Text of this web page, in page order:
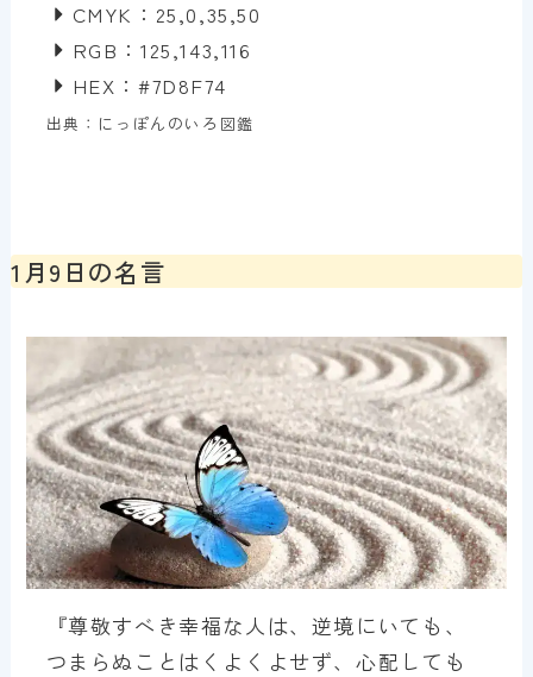
CMYK：25,0,35,50
RGB：125,143,116
HEX：#7D8F74
出典：にっぽんのいろ図鑑
1月9日の名言
『尊敬すべき幸福な人は、逆境にいても、
つまらぬことはくよくよせず、心配しても